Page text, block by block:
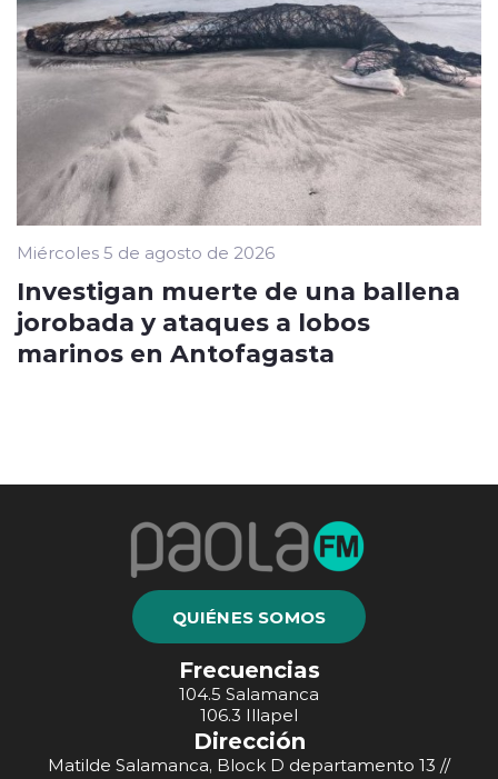
Miércoles 5 de agosto de 2026
Investigan muerte de una ballena
jorobada y ataques a lobos
marinos en Antofagasta
QUIÉNES SOMOS
Frecuencias
104.5 Salamanca
106.3 Illapel
Dirección
Matilde Salamanca, Block D departamento 13 //